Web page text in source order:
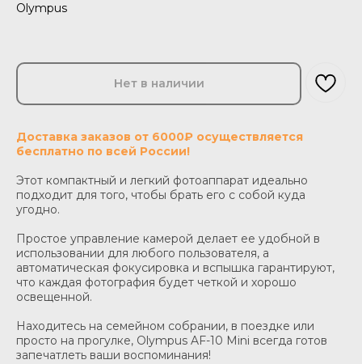
Olympus
Нет в наличии
Доставка заказов от 6000₽ осуществляется
бесплатно по всей России!
Этот компактный и легкий фотоаппарат идеально
подходит для того, чтобы брать его с собой куда
угодно.
Простое управление камерой делает ее удобной в
использовании для любого пользователя, а
автоматическая фокусировка и вспышка гарантируют,
что каждая фотография будет четкой и хорошо
освещенной.
Находитесь на семейном собрании, в поездке или
просто на прогулке, Olympus AF-10 Mini всегда готов
запечатлеть ваши воспоминания!